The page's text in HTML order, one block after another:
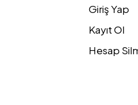
Giriş Yap
Kayıt Ol
Hesap